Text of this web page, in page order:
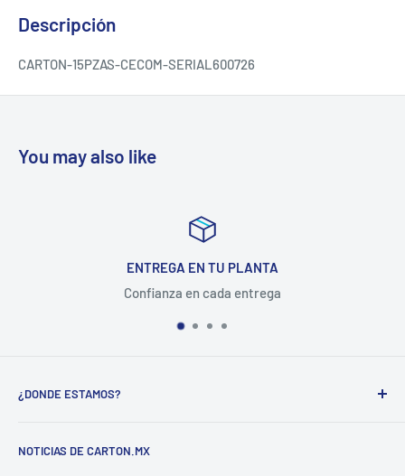
Descripción
CARTON-15PZAS-CECOM-SERIAL600726
You may also like
ENTREGA EN TU PLANTA
Confianza en cada entrega
¿DONDE ESTAMOS?
NOTICIAS DE CARTON.MX